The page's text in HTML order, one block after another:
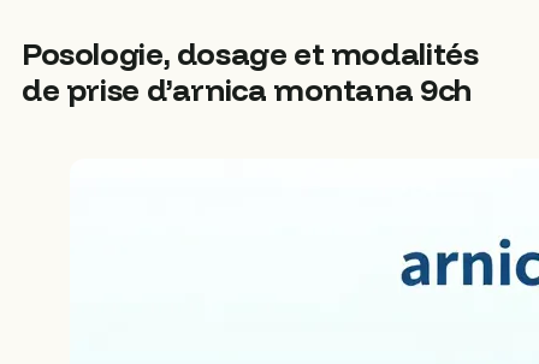
Posologie, dosage et modalités
de prise d’arnica montana 9ch